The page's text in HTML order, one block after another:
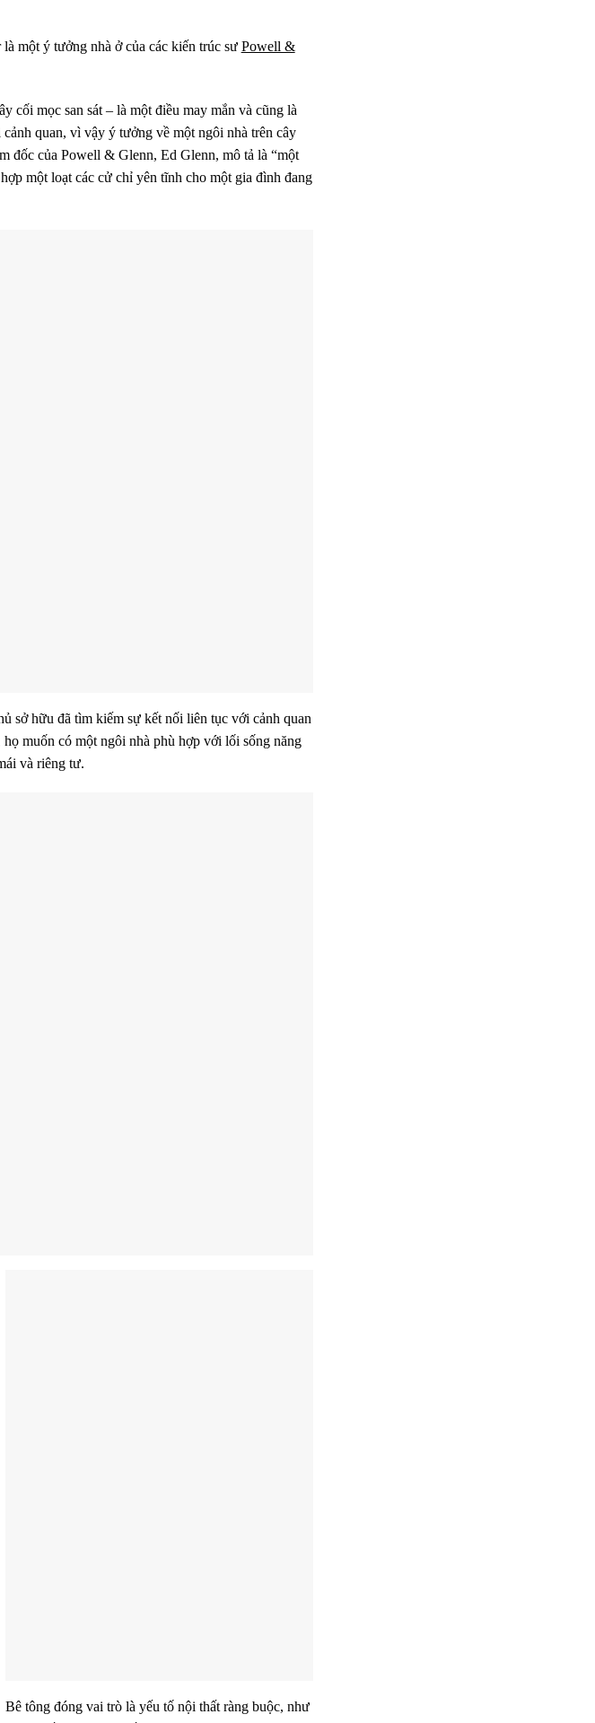
một ý tưởng nhà ở của các kiến ​​trúc sư Powell &
cối mọc san sát – là một điều may mắn và cũng là
quan, vì vậy ý ​​tưởng về một ngôi nhà trên cây
đốc của Powell & Glenn, Ed Glenn, mô tả là “một
một loạt các cử chỉ yên tĩnh cho một gia đình đang
sở hữu đã tìm kiếm sự kết nối liên tục với cảnh quan
muốn có một ngôi nhà phù hợp với lối sống năng
và riêng tư.
Bê tông đóng vai trò là yếu tố nội thất ràng buộc, như